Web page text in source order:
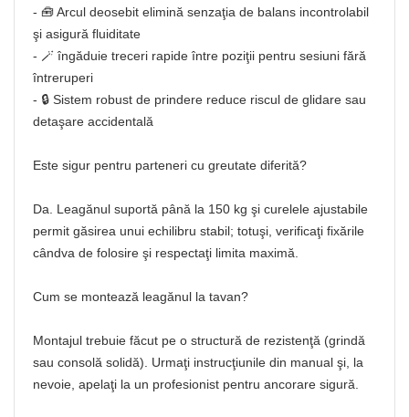
- 🧰 Arcul deosebit elimină senzaţia de balans incontrolabil
şi asigură fluiditate
- 🪄 îngăduie treceri rapide între poziţii pentru sesiuni fără
întreruperi
- 🔒 Sistem robust de prindere reduce riscul de glidare sau
detaşare accidentală
Este sigur pentru parteneri cu greutate diferită?
Da. Leagănul suportă până la 150 kg şi curelele ajustabile
permit găsirea unui echilibru stabil; totuşi, verificaţi fixările
cândva de folosire şi respectaţi limita maximă.
Cum se montează leagănul la tavan?
Montajul trebuie făcut pe o structură de rezistenţă (grindă
sau consolă solidă). Urmaţi instrucţiunile din manual şi, la
nevoie, apelaţi la un profesionist pentru ancorare sigură.